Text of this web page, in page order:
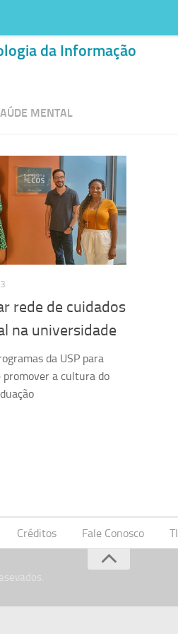
da Informação
MENTAL
rede de cuidados
na universidade
da USP para
a cultura do
Créditos Fale Conosco